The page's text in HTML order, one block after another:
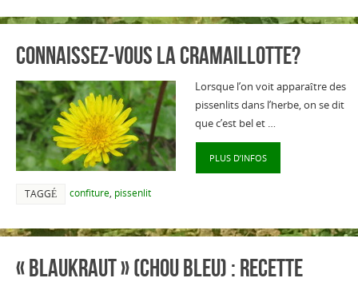
Connaissez-vous la cramaillotte?
Lorsque l’on voit apparaître des
pissenlits dans l’herbe, on se dit
que c’est bel et …
PLUS D’INFOS
TAGGÉ confiture, pissenlit
« Blaukraut » (Chou bleu) : recette